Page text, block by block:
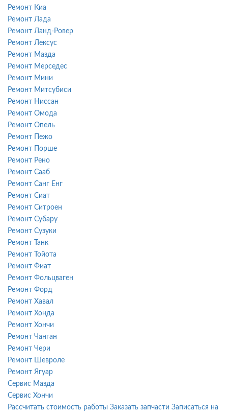
Ремонт Киа
Ремонт Лада
Ремонт Ланд-Ровер
Ремонт Лексус
Ремонт Мазда
Ремонт Мерседес
Ремонт Мини
Ремонт Митсубиси
Ремонт Ниссан
Ремонт Омода
Ремонт Опель
Ремонт Пежо
Ремонт Порше
Ремонт Рено
Ремонт Сааб
Ремонт Санг Енг
Ремонт Сиат
Ремонт Ситроен
Ремонт Субару
Ремонт Сузуки
Ремонт Танк
Ремонт Тойота
Ремонт Фиат
Ремонт Фольцваген
Ремонт Форд
Ремонт Хавал
Ремонт Хонда
Ремонт Хончи
Ремонт Чанган
Ремонт Чери
Ремонт Шевроле
Ремонт Ягуар
Сервис Мазда
Сервис Хончи
Рассчитать стоимость работы Заказать запчасти Записаться на